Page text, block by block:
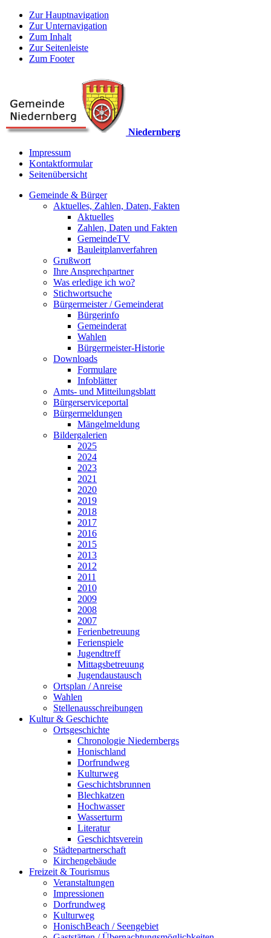
Zur Hauptnavigation
Zur Unternavigation
Zum Inhalt
Zur Seitenleiste
Zum Footer
Niedernberg
Impressum
Kontaktformular
Seitenübersicht
Gemeinde & Bürger
Aktuelles, Zahlen, Daten, Fakten
Aktuelles
Zahlen, Daten und Fakten
GemeindeTV
Bauleitplanverfahren
Grußwort
Ihre Ansprechpartner
Was erledige ich wo?
Stichwortsuche
Bürgermeister / Gemeinderat
Bürgerinfo
Gemeinderat
Wahlen
Bürgermeister-Historie
Downloads
Formulare
Infoblätter
Amts- und Mitteilungsblatt
Bürgerserviceportal
Bürgermeldungen
Mängelmeldung
Bildergalerien
2025
2024
2023
2021
2020
2019
2018
2017
2016
2015
2013
2012
2011
2010
2009
2008
2007
Ferienbetreuung
Ferienspiele
Jugendtreff
Mittagsbetreuung
Jugendaustausch
Ortsplan / Anreise
Wahlen
Stellenausschreibungen
Kultur & Geschichte
Ortsgeschichte
Chronologie Niedernbergs
Honischland
Dorfrundweg
Kulturweg
Geschichtsbrunnen
Blechkatzen
Hochwasser
Wasserturm
Literatur
Geschichtsverein
Städtepartnerschaft
Kirchengebäude
Freizeit & Tourismus
Veranstaltungen
Impressionen
Dorfrundweg
Kulturweg
HonischBeach / Seengebiet